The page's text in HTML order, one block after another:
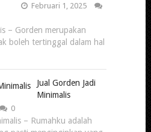
Februari 1, 2025
– Gorden merupakan
boleh tertinggal dalam hal
Jual Gorden Jadi
Minimalis
0
– Rumahku adalah